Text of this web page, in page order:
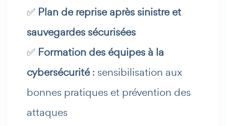
✅ Plan de reprise après sinistre et
sauvegardes sécurisées
✅ Formation des équipes à la
cybersécurité: sensibilisation aux
bonnes pratiques et prévention des
attaques